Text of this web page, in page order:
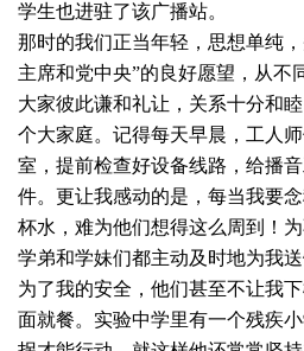
学生也进驻了该广播站。
那时的我们正当年轻，思想单纯
主席和党中央”的良好愿望，从不
大家彼此谦和礼让，关系十分和
个大家庭。记得每天早晨，工人
室，提前检查好设备线路，给播
件。更让我感动的是，每当我要
杯水，难为他们想得这么周到！
学弟和学妹们都主动及时地为我
为了我的安全，他们甚至不让我
面就餐。实验中学里有一个残疾